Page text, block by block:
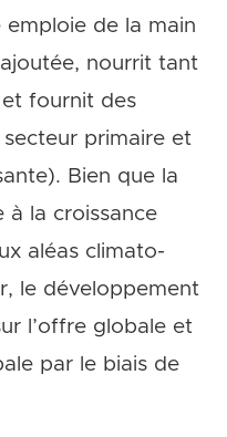
emploie de la main
nourrit tant
fournit des
primaire et
Bien que la
à la croissance
aléas climato-
le développement
l’offre globale et
par le biais de